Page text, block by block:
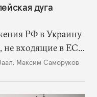
дуга
РФ в Украину
не входящие в ЕС
серой зоне между
, Максим Саморуков